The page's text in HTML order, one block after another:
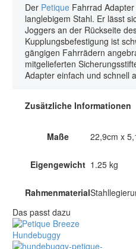
Der Petique Fahrrad
langlebigem Stahl. Er lässt
Joggers an der Rückseite
Kupplungsbefestigung ist
gängigen Fahrrädern
mitgelieferten
Adapter einfach und schnell
Zusätzliche Informationen
Maße 22,9cm x
Eigengewicht ‎1.25 kg
Rahmenmaterial
Das passt dazu